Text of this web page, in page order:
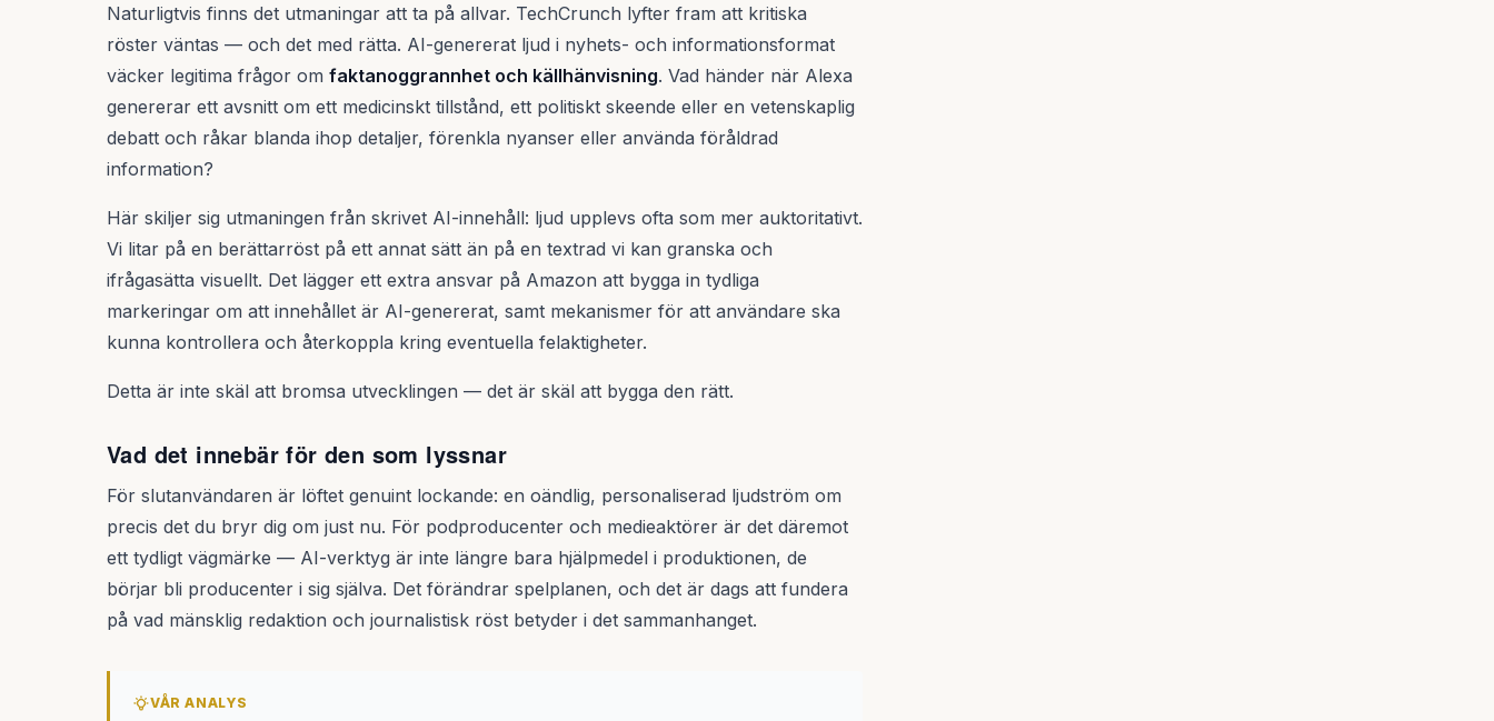
Naturligtvis finns det utmaningar att ta på allvar. TechCrunch lyfter fram att kritiska
röster väntas — och det med rätta. AI-genererat ljud i nyhets- och informationsformat
väcker legitima frågor om faktanoggrannhet och källhänvisning. Vad händer när Alexa
genererar ett avsnitt om ett medicinskt tillstånd, ett politiskt skeende eller en vetenskaplig
debatt och råkar blanda ihop detaljer, förenkla nyanser eller använda föråldrad
information?
Här skiljer sig utmaningen från skrivet AI-innehåll: ljud upplevs ofta som mer auktoritativt.
Vi litar på en berättarröst på ett annat sätt än på en textrad vi kan granska och
ifrågasätta visuellt. Det lägger ett extra ansvar på Amazon att bygga in tydliga
markeringar om att innehållet är AI-genererat, samt mekanismer för att användare ska
kunna kontrollera och återkoppla kring eventuella felaktigheter.
Detta är inte skäl att bromsa utvecklingen — det är skäl att bygga den rätt.
Vad det innebär för den som lyssnar
För slutanvändaren är löftet genuint lockande: en oändlig, personaliserad ljudström om
precis det du bryr dig om just nu. För podproducenter och medieaktörer är det däremot
ett tydligt vägmärke — AI-verktyg är inte längre bara hjälpmedel i produktionen, de
börjar bli producenter i sig själva. Det förändrar spelplanen, och det är dags att fundera
på vad mänsklig redaktion och journalistisk röst betyder i det sammanhanget.
VÅR ANALYS